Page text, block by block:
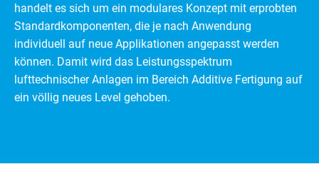
handelt es sich um ein modulares Konzept mit erprobten
Standardkomponenten, die je nach Anwendung
individuell auf neue Applikationen angepasst werden
können. Damit wird das Leistungsspektrum
lufttechnischer Anlagen im Bereich Additive Fertigung auf
ein völlig neues Level gehoben.